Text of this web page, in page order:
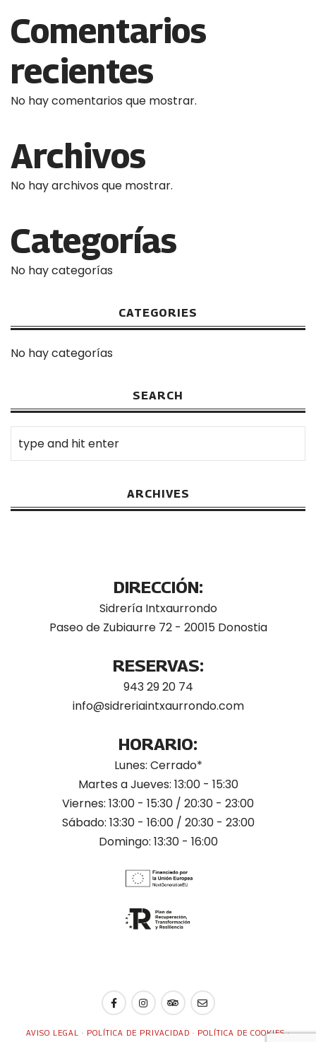
Comentarios
recientes
No hay comentarios que mostrar.
Archivos
No hay archivos que mostrar.
Categorías
No hay categorías
CATEGORIES
No hay categorías
SEARCH
ARCHIVES
DIRECCIÓN:
Sidrería Intxaurrondo
Paseo de Zubiaurre 72 - 20015 Donostia
RESERVAS:
943 29 20 74
info@sidreriaintxaurrondo.com
HORARIO:
Lunes: Cerrado*
Martes a Jueves: 13:00 - 15:30
Viernes: 13:00 - 15:30 / 20:30 - 23:00
Sábado: 13:30 - 16:00 / 20:30 - 23:00
Domingo: 13:30 - 16:00
AVISO LEGAL · POLÍTICA DE PRIVACIDAD · POLÍTICA DE COOKIES·